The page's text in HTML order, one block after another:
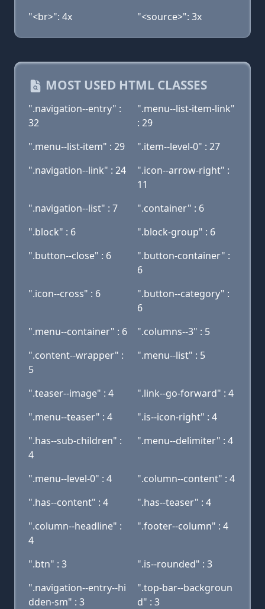
"<br>": 4x
"<source>": 3x
MOST USED HTML CLASSES
".navigation--entry" :
32
".menu--list-item-link"
: 29
".menu--list-item" : 29
".item--level-0" : 27
".navigation--link" : 24
".icon--arrow-right" :
11
".navigation--list" : 7
".container" : 6
".block" : 6
".block-group" : 6
".button--close" : 6
".button-container" :
6
".icon--cross" : 6
".button--category" :
6
".menu--container" : 6
".columns--3" : 5
".content--wrapper" :
5
".menu--list" : 5
".teaser--image" : 4
".link--go-forward" : 4
".menu--teaser" : 4
".is--icon-right" : 4
".has--sub-children" :
4
".menu--delimiter" : 4
".menu--level-0" : 4
".column--content" : 4
".has--content" : 4
".has--teaser" : 4
".column--headline" :
4
".footer--column" : 4
".btn" : 3
".is--rounded" : 3
".navigation--entry--hi
dden-sm" : 3
".top-bar--backgroun
d" : 3